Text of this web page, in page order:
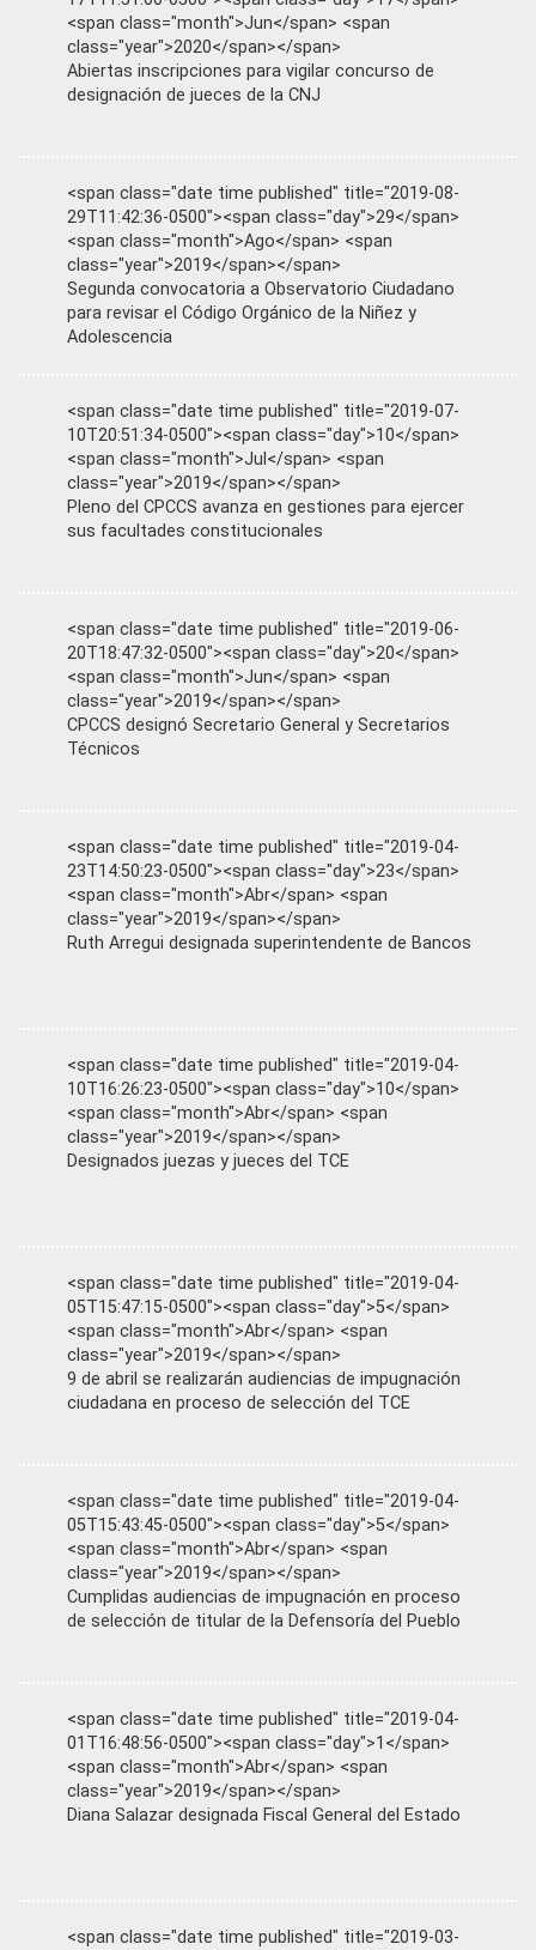
<span class="month">Jun</span> <span
class="year">2020</span></span>
Abiertas inscripciones para vigilar concurso de
designación de jueces de la CNJ
<span class="date time published" title="2019-08-
29T11:42:36-0500"><span class="day">29</span>
<span class="month">Ago</span> <span
class="year">2019</span></span>
Segunda convocatoria a Observatorio Ciudadano
para revisar el Código Orgánico de la Niñez y
Adolescencia
<span class="date time published" title="2019-07-
10T20:51:34-0500"><span class="day">10</span>
<span class="month">Jul</span> <span
class="year">2019</span></span>
Pleno del CPCCS avanza en gestiones para ejercer
sus facultades constitucionales
<span class="date time published" title="2019-06-
20T18:47:32-0500"><span class="day">20</span>
<span class="month">Jun</span> <span
class="year">2019</span></span>
CPCCS designó Secretario General y Secretarios
Técnicos
<span class="date time published" title="2019-04-
23T14:50:23-0500"><span class="day">23</span>
<span class="month">Abr</span> <span
class="year">2019</span></span>
Ruth Arregui designada superintendente de Bancos
<span class="date time published" title="2019-04-
10T16:26:23-0500"><span class="day">10</span>
<span class="month">Abr</span> <span
class="year">2019</span></span>
Designados juezas y jueces del TCE
<span class="date time published" title="2019-04-
05T15:47:15-0500"><span class="day">5</span>
<span class="month">Abr</span> <span
class="year">2019</span></span>
9 de abril se realizarán audiencias de impugnación
ciudadana en proceso de selección del TCE
<span class="date time published" title="2019-04-
05T15:43:45-0500"><span class="day">5</span>
<span class="month">Abr</span> <span
class="year">2019</span></span>
Cumplidas audiencias de impugnación en proceso
de selección de titular de la Defensoría del Pueblo
<span class="date time published" title="2019-04-
01T16:48:56-0500"><span class="day">1</span>
<span class="month">Abr</span> <span
class="year">2019</span></span>
Diana Salazar designada Fiscal General del Estado
<span class="date time published" title="2019-03-